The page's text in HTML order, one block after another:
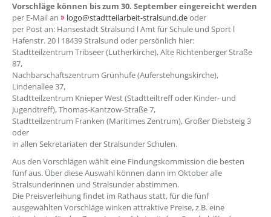
Vorschläge können bis zum 30. September eingereicht werden
per E-Mail an
logo@stadtteilarbeit-stralsund.deoder
per Post an: Hansestadt Stralsund l Amt für Schule und Sport l
Hafenstr. 20 l 18439 Stralsund oder persönlich hier:
Stadtteilzentrum Tribseer (Lutherkirche), Alte Richtenberger Straße
87,
Nachbarschaftszentrum Grünhufe (Auferstehungskirche),
Lindenallee 37,
Stadtteilzentrum Knieper West (Stadtteiltreff oder Kinder- und
Jugendtreff), Thomas-Kantzow-Straße 7,
Stadtteilzentrum Franken (Maritimes Zentrum), Großer Diebsteig 3
oder
in allen Sekretariaten der Stralsunder Schulen.
Aus den Vorschlägen wählt eine Findungskommission die besten
fünf aus. Über diese Auswahl können dann im Oktober alle
Stralsunderinnen und Stralsunder abstimmen.
Die Preisverleihung findet im Rathaus statt, für die fünf
ausgewählten Vorschläge winken attraktive Preise, z.B. eine